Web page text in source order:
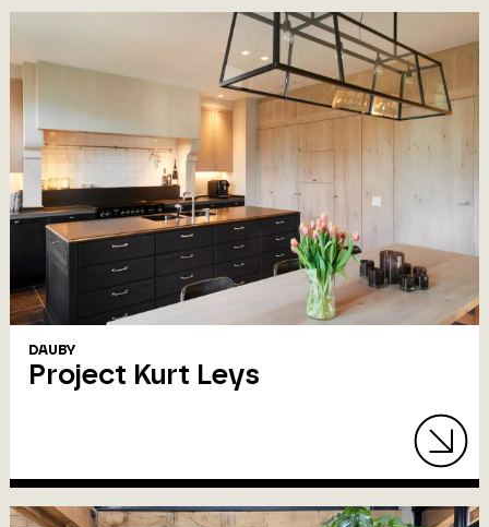
DAUBY
Project Kurt Leys